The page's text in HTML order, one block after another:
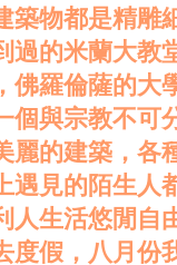
築物都是精雕
過的米蘭大教
佛羅倫薩的大
個與宗教不可
麗的建築，各
遇見的陌生人
人生活悠閒自
度假，八月份